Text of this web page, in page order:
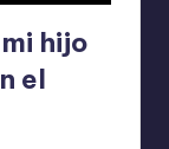
hijo
el